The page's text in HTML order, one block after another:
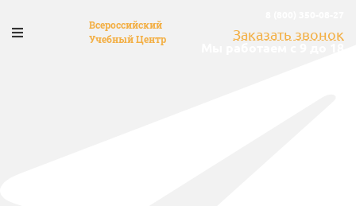
Всероссийский
Учебный Центр
Заказать звонок